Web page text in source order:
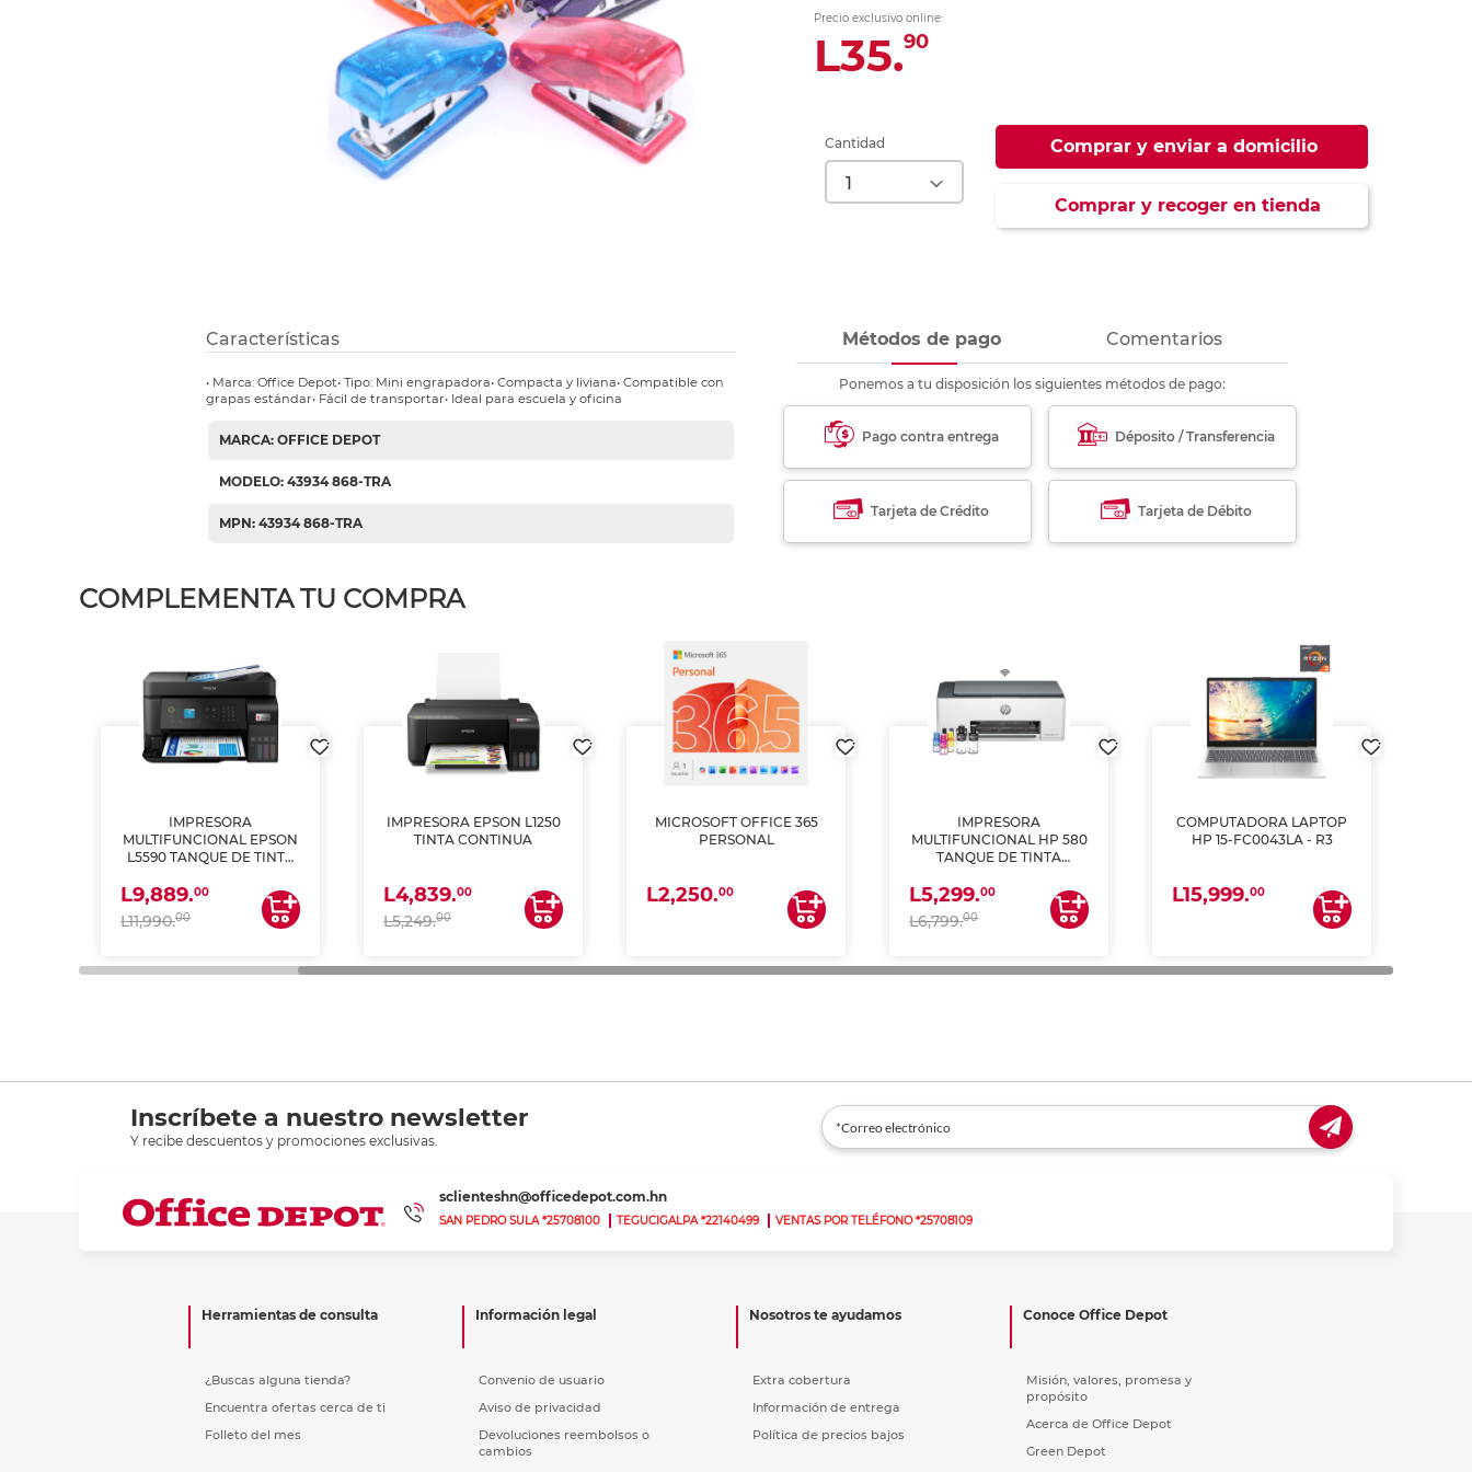
Ver más
Etiquetas inkjet y láser
Refuerzos para carpeta
Ver más
Ver más
Precio exclusivo online:
L35.90
Cantidad Comprar y enviar a domicilio
Comprar y recoger en tienda
Características
• Marca: Office Depot• Tipo: Mini engrapadora• Compacta y liviana• Compatible con
grapas estándar• Fácil de transportar• Ideal para escuela y oficina
MARCA: OFFICE DEPOT
MODELO: 43934 868-TRA
MPN: 43934 868-TRA
Métodos de pago Comentarios
Ponemos a tu disposición los siguientes métodos de pago:
Pago contra entrega Déposito / Transferencia
Tarjeta de Crédito Tarjeta de Débito
COMPLEMENTA TU COMPRA
IMPRESORA
MULTIFUNCIONAL EPSON
L5590 TANQUE DE TINTA
ESCANEA)
L9,889.00
L11,990.00
IMPRESORA EPSON L1250
TINTA CONTINUA
L4,839.00
L5,249.00
MICROSOFT OFFICE 365
PERSONAL
L2,250.00
IMPRESORA
MULTIFUNCIONAL HP 580
TANQUE DE TINTA
ESCANEA)
L5,299.00
L6,799.00
COMPUTADORA LAPTOP
HP 15-FC0043LA - R3
L15,999.00
Inscríbete a nuestro newsletter
Y recibe descuentos y promociones exclusivas.
sclienteshn@officedepot.com.hn
SAN PEDRO SULA *25708100 TEGUCIGALPA *22140499 VENTAS POR TELÉFONO *25708109
Herramientas de consulta
¿Buscas alguna tienda?
Encuentra ofertas cerca de ti
Folleto del mes
Información legal
Convenio de usuario
Aviso de privacidad
Devoluciones reembolsos o
cambios
Nosotros te ayudamos
Extra cobertura
Información de entrega
Política de precios bajos
Conoce Office Depot
Misión, valores, promesa y
propósito
Acerca de Office Depot
Green Depot